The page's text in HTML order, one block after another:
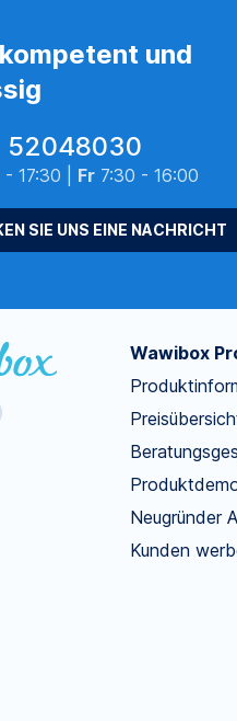
und
52048030
17:30 | Fr 7:30 - 16:00
SIE UNS EINE NACHRICHT
Wawibox
Neugründer
Kunden